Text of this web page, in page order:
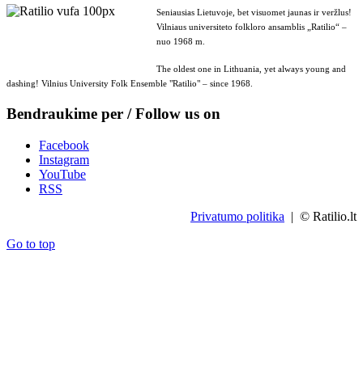
Seniausias Lietuvoje, bet visuomet jaunas ir veržlus!
Vilniaus universiteto folkloro ansamblis „Ratilio“ –
nuo 1968 m.
The oldest one in Lithuania, yet always young and
dashing! Vilnius University Folk Ensemble "Ratilio" – since 1968.
Bendraukime per / Follow us on
Facebook
Instagram
YouTube
RSS
Privatumo politika | © Ratilio.lt
Go to top